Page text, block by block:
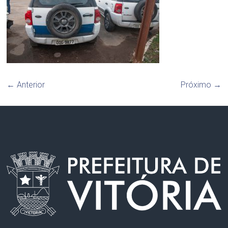
← Anterior Próximo →